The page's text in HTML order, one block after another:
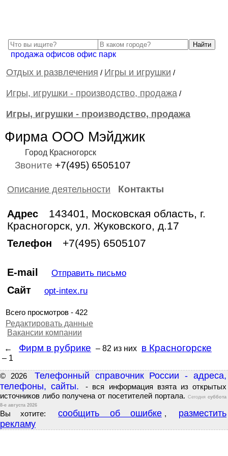
продажа офисов офис парк
Отдых и развлечения / Игры и игрушки /
Игры, игрушки - производство, продажа /
Игры, игрушки - производство, продажа
Фирма ООО Мэйджик
Город Красногорск
Звоните +7(495) 6505107
Описание деятельности Контакты
Адрес
143401, Московская область, г.
Красногорск, ул. Жуковского, д.17
Телефон +7(495) 6505107
E-mail Отправить письмо
Сайт opt-intex.ru
Всего просмотров - 422
Редактировать данные
Вакансии компании
←
Фирм в рубрике – 82 из них в Красногорске
– 1
© 2026
Телефонный справочник России - адреса,
телефоны, сайты.
- вся информация взята из открытых
источников либо получена от посетителей портала. Сегодня суббота
8-е августа 2026
Вы хотите: сообщить об ошибке ,
разместить
рекламу